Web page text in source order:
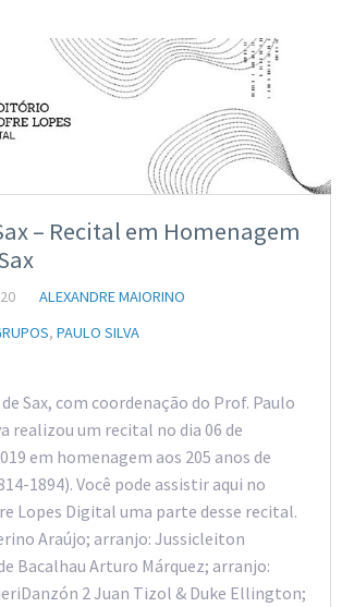
– Recital em Homenagem
ALEXANDRE MAIORINO
, PAULO SILVA
Sax, com coordenação do Prof. Paulo
realizou um recital no dia 06 de
em homenagem aos 205 anos de
1894). Você pode assistir aqui no
Lopes Digital uma parte desse recital.
Araújo; arranjo: Jussicleiton
Bacalhau Arturo Márquez; arranjo:
2 Juan Tizol & Duke Ellington;